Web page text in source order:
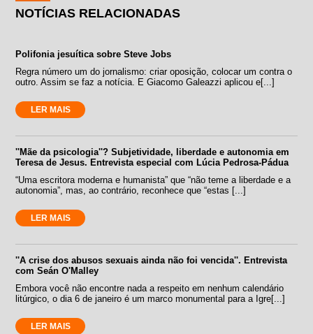
NOTÍCIAS RELACIONADAS
Polifonia jesuítica sobre Steve Jobs
Regra número um do jornalismo: criar oposição, colocar um contra o
outro. Assim se faz a notícia. E Giacomo Galeazzi aplicou e[...]
LER MAIS
''Mãe da psicologia''? Subjetividade, liberdade e autonomia em
Teresa de Jesus. Entrevista especial com Lúcia Pedrosa-Pádua
“Uma escritora moderna e humanista” que “não teme a liberdade e a
autonomia”, mas, ao contrário, reconhece que “estas [...]
LER MAIS
''A crise dos abusos sexuais ainda não foi vencida''. Entrevista
com Seán O'Malley
Embora você não encontre nada a respeito em nenhum calendário
litúrgico, o dia 6 de janeiro é um marco monumental para a Igre[...]
LER MAIS